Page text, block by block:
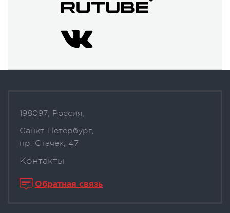
198097, Россия,
Санкт-Петербург,
пр. Стачек, 47
Контакты
Обратная связь